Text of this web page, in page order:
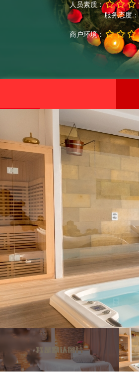
人员素质：
服务态度：
商户环境：